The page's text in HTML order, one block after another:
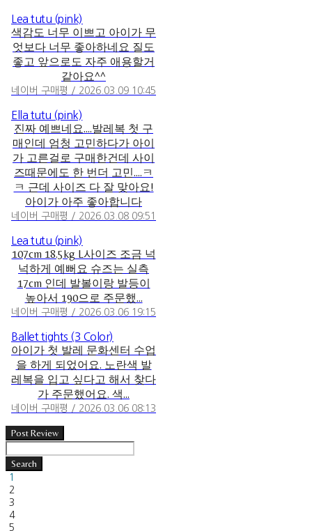
Lea tutu (pink)
색감도 너무 이쁘고 아이가 무
엇보다 너무 좋아하네요 질도
좋고 앞으로도 자주 애용할거
같아요^^
네이버 구매평 / 2026.03.09 10:45
Ella tutu (pink)
진짜 예쁘네요....발레복 첫 구
매인데 엄청 고민하다가 아이
가 고른걸로 구매한건데 사이
즈때문에도 한 번더 고민....ㅋ
ㅋ 근데 사이즈 다 잘 맞아요!
아이가 아주 좋아합니다
네이버 구매평 / 2026.03.08 09:51
Lea tutu (pink)
107cm 18.5kg L사이즈 조금 넉
넉하게 예뻐요 슈즈는 실측
17cm 인데 발볼이랑 발등이
높아서 190으로 주문했...
네이버 구매평 / 2026.03.06 19:15
Ballet tights (3 Color)
아이가 첫 발레 문화센터 수업
을 하게 되었어요. 노란색 발
레복을 입고 싶다고 해서 찾다
가 주문했어요. 색...
네이버 구매평 / 2026.03.06 08:13
Post Review
Search
1
2
3
4
5